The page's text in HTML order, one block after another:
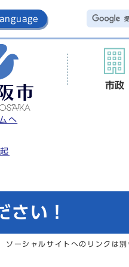
へ
市政
さい！
ソーシャルサイトへのリンクは